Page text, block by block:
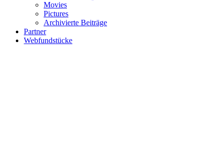
Movies
Pictures
Archivierte Beiträge
Partner
Webfundstücke